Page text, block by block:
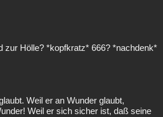
zur Hölle? *kopfkratz* 666? *nachdenk*
Weil er an Wunder glaubt,
Weil er sich sicher ist, daß seine